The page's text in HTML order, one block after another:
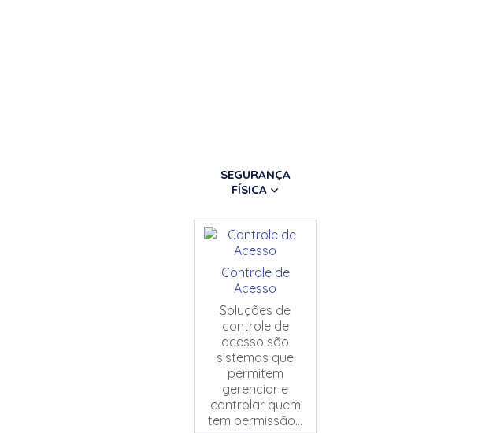
SEGURANÇA
FÍSICA
Controle de
Acesso
Soluções de
controle de
acesso são
sistemas que
permitem
gerenciar e
controlar quem
tem permissão...